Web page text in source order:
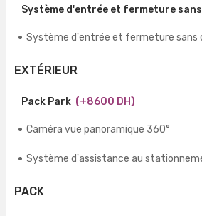
Système d'entrée et fermeture
Système d'entrée et fermeture sans
EXTÉRIEUR
Pack Park (+8600 DH)
Caméra vue panoramique 360°
Système d'assistance au
PACK